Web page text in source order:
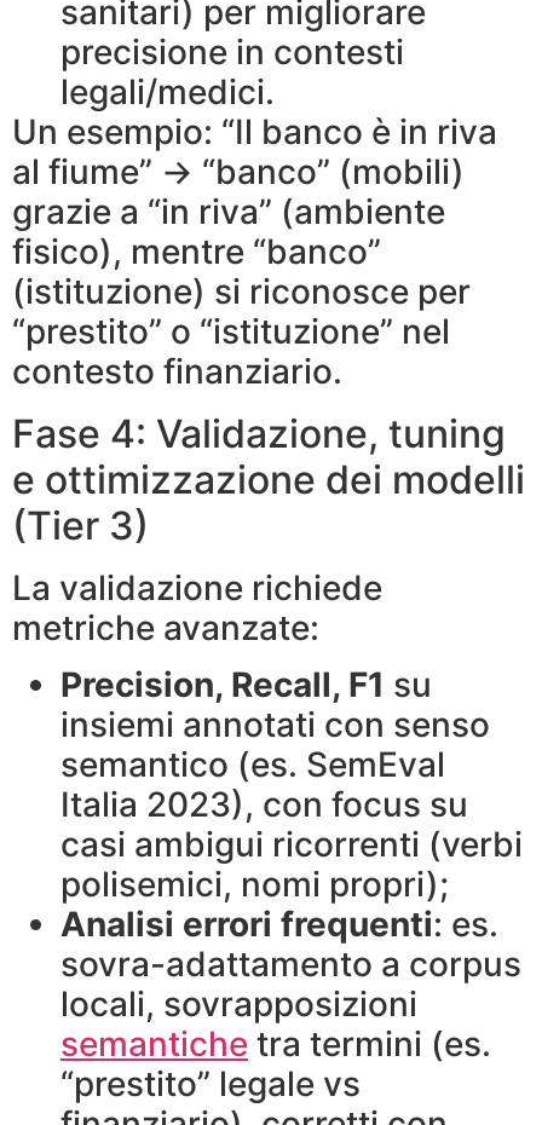
sanitari) per migliorare
precisione in contesti
legali/medici.
Un esempio: “Il banco è in riva
al fiume” → “banco” (mobili)
grazie a “in riva” (ambiente
fisico), mentre “banco”
(istituzione) si riconosce per
“prestito” o “istituzione” nel
contesto finanziario.
Fase 4: Validazione, tuning
e ottimizzazione dei modelli
(Tier 3)
La validazione richiede
metriche avanzate:
Precision, Recall, F1 su
insiemi annotati con senso
semantico (es. SemEval
Italia 2023), con focus su
casi ambigui ricorrenti (verbi
polisemici, nomi propri);
Analisi errori frequenti: es.
sovra-adattamento a corpus
locali, sovrapposizioni
semantiche tra termini (es.
“prestito” legale vs